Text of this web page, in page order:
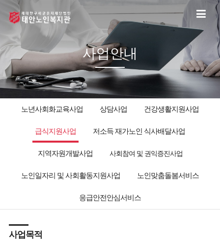
사업안내
노년사회화교육사업 상담사업 건강생활지원사업
급식지원사업 저소득 재가노인 식사배달사업
지역자원개발사업 사회참여 및 권익증진사업
노인일자리 및 사회활동지원사업 노인맞춤돌봄서비스
응급안전안심서비스
사업목적